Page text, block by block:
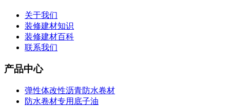
关于我们
装修建材知识
装修建材百科
联系我们
产品中心
弹性体改性沥青防水卷材
防水卷材专用底子油